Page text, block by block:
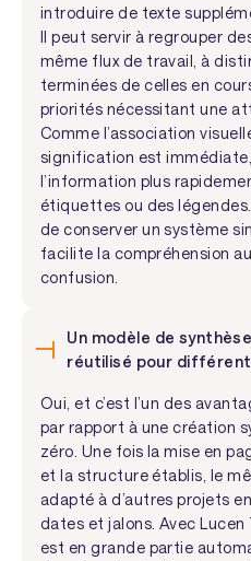
introduire de texte
Il peut servir à regrouper
même flux de travail, à
terminées de celles en
priorités nécessitant une
Comme l’association
signification est
l’information plus
étiquettes ou des
de conserver un système
facilite la compréhension
confusion.
Un modèle de
réutilisé pour
Oui, et c’est l’un des
par rapport à une création
zéro. Une fois la mise en
et la structure établis, le
adapté à d’autres projets
dates et jalons. Avec
est en grande partie